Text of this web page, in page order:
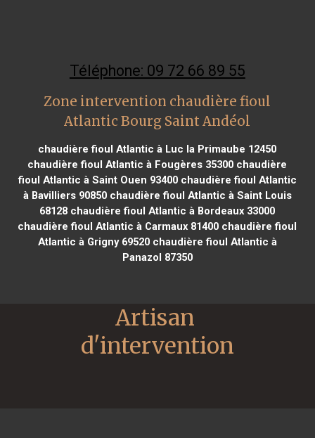
Téléphone: 09 72 66 89 55
Zone intervention chaudière fioul
Atlantic Bourg Saint Andéol
chaudière fioul Atlantic à Luc la Primaube 12450
chaudière fioul Atlantic à Fougères 35300 chaudière
fioul Atlantic à Saint Ouen 93400chaudière fioul Atlantic
à Bavilliers 90850chaudière fioul Atlantic à Saint Louis
68128 chaudière fioul Atlantic à Bordeaux 33000
chaudière fioul Atlantic à Carmaux 81400 chaudière fioul
Atlantic à Grigny 69520chaudière fioul Atlantic à
Panazol 87350
Artisan
d'intervention